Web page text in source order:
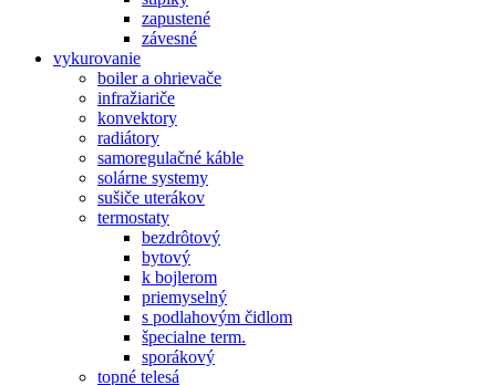
zapustené
závesné
vykurovanie
boiler a ohrievače
infražiariče
konvektory
radiátory
samoregulačné káble
solárne systemy
sušiče uterákov
termostaty
bezdrôtový
bytový
k bojlerom
priemyselný
s podlahovým čidlom
špecialne term.
sporákový
topné telesá